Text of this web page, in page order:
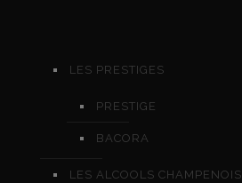
LES PRESTIGES
PRESTIGE
BACORA
LES ALCOOLS CHAMPENOIS